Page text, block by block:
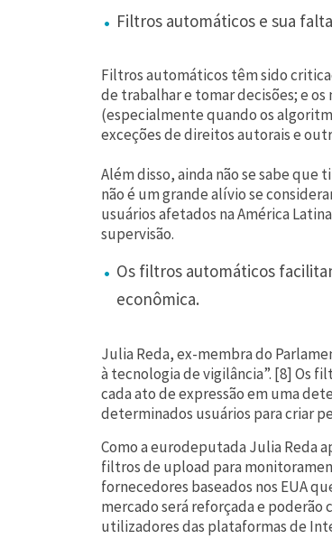
Filtros automáticos e sua
Filtros automáticos têm sido
de trabalhar e tomar decisões; e
(especialmente quando os
exceções de direitos autorais e
Além disso, ainda não se sabe
não é um grande alívio se
usuários afetados na América
supervisão.
Os filtros automáticos
econômica.
Julia Reda, ex-membra do
à tecnologia de vigilância”. [8] Os
cada ato de expressão em uma
determinados usuários para criar
Como a eurodeputada Julia Reda
filtros de upload para
fornecedores baseados nos EUA
mercado será reforçada e
utilizadores das plataformas de